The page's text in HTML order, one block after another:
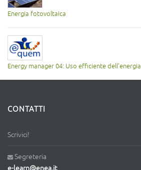
Energia fotovoltaica
Energy manager 04: Uso efficiente dell'energia
CONTATTI
Scrivici!
Segreteria